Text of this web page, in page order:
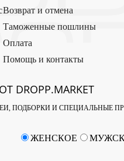
Возврат и отмена
Таможенные пошлины
Оплата
Помощь и контакты
DROPP.MARKET
ПОДБОРКИ И СПЕЦИАЛЬНЫЕ
ЖЕНСКОЕ